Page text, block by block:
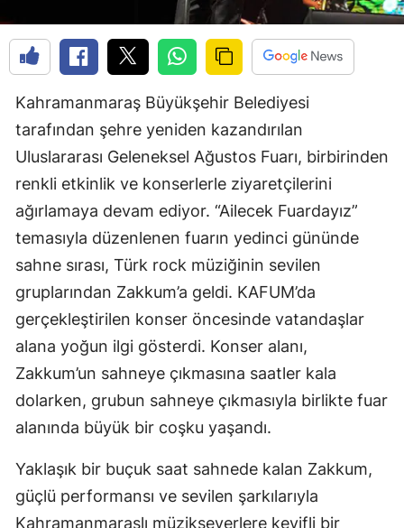
Kahramanmaraş Büyükşehir Belediyesi
tarafından şehre yeniden kazandırılan
Uluslararası Geleneksel Ağustos Fuarı, birbirinden
renkli etkinlik ve konserlerle ziyaretçilerini
ağırlamaya devam ediyor. “Ailecek Fuardayız”
temasıyla düzenlenen fuarın yedinci gününde
sahne sırası, Türk rock müziğinin sevilen
gruplarından Zakkum’a geldi. KAFUM’da
gerçekleştirilen konser öncesinde vatandaşlar
alana yoğun ilgi gösterdi. Konser alanı,
Zakkum’un sahneye çıkmasına saatler kala
dolarken, grubun sahneye çıkmasıyla birlikte fuar
alanında büyük bir coşku yaşandı.
Yaklaşık bir buçuk saat sahnede kalan Zakkum,
güçlü performansı ve sevilen şarkılarıyla
Kahramanmaraşlı müzikseverlere keyifli bir